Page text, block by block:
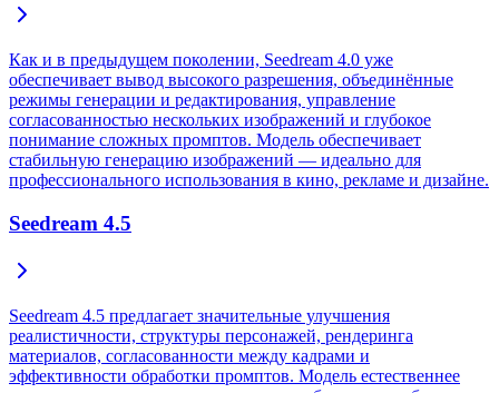
Как и в предыдущем поколении, Seedream 4.0 уже
обеспечивает вывод высокого разрешения, объединённые
режимы генерации и редактирования, управление
согласованностью нескольких изображений и глубокое
понимание сложных промптов. Модель обеспечивает
стабильную генерацию изображений — идеально для
профессионального использования в кино, рекламе и дизайне.
Seedream 4.5
Seedream 4.5 предлагает значительные улучшения
реалистичности, структуры персонажей, рендеринга
материалов, согласованности между кадрами и
эффективности обработки промптов. Модель естественнее